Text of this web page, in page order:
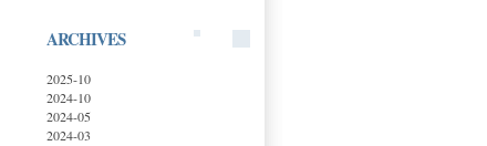
ARCHIVES
2025-10
2024-10
2024-05
2024-03